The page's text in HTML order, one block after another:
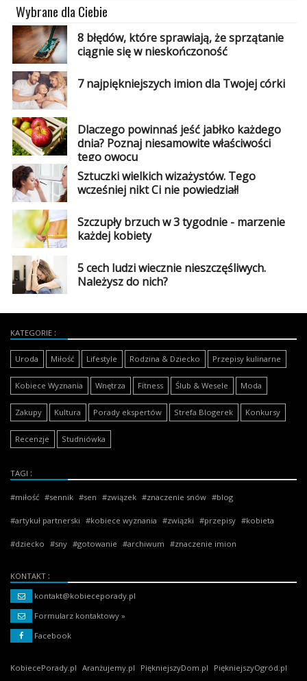
Wybrane dla Ciebie
8 błędów, które sprawiają, że sprzątanie
ciągnie się w nieskończoność
7 najpiękniejszych imion dla Twojej córki
Dlaczego powinnaś jeść jabłko każdego
dnia? Poznaj niesamowite właściwości
tego owocu
Sztuczki wielkich wizażystów. Tego
wcześniej nikt Ci nie powiedział!
Szczupły brzuch w 3 tygodnie - marzenie
każdej kobiety
5 cech ludzi wiecznie nieszczęśliwych.
Należysz do nich?
KATEGORIE
Uroda Miłość Lifestyle Rodzina & Dziecko Przepisy kulinarne
Kobiece Wyznania Wnętrza Fitness Ślub & Wesele Moda
Zakupy Kultura Porady ekspertów Strefa Blogerek Konkursy
Recenzje Studniówka
TAGI
miłość sennik sen związek znaczenie snów blog
artykuł partnerski kobiece wyznania związki przepisy kobieta
dziecko sny gotowanie archiwum znaczenie imion
KONTAKT
kontakt@kobieceporady.pl
Formularz kontaktowy »
Facebook
KobiecePorady.pl Aranżujemy.pl PiękniejszyDom.pl PiękniejszyOgród.pl